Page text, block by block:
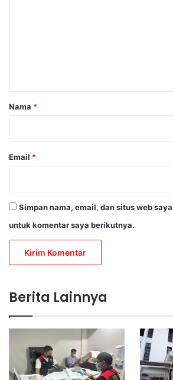
rNama *
Email *
Simpan nama, email, dan situs web
untuk komentar saya berikutnya.
Berita Lainnya